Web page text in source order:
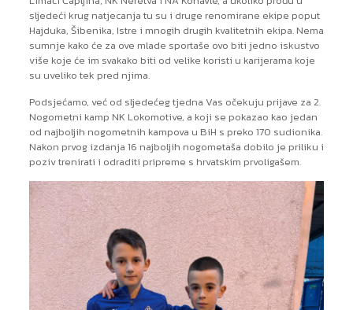
sljedeći krug natjecanja tu su i druge renomirane ekipe poput
Hajduka, Šibenika, Istre i mnogih drugih kvalitetnih ekipa. Nema
sumnje kako će za ove mlade sportaše ovo biti jedno iskustvo
više koje će im svakako biti od velike koristi u karijerama koje
su uveliko tek pred njima.
Podsjećamo, već od sljedećeg tjedna Vas očekuju prijave za 2.
Nogometni kamp NK Lokomotive, a koji se pokazao kao jedan
od najboljih nogometnih kampova u BiH s preko 170 sudionika.
Nakon prvog izdanja 16 najboljih nogometaša dobilo je priliku i
poziv trenirati i odraditi pripreme s hrvatskim prvoligašem.